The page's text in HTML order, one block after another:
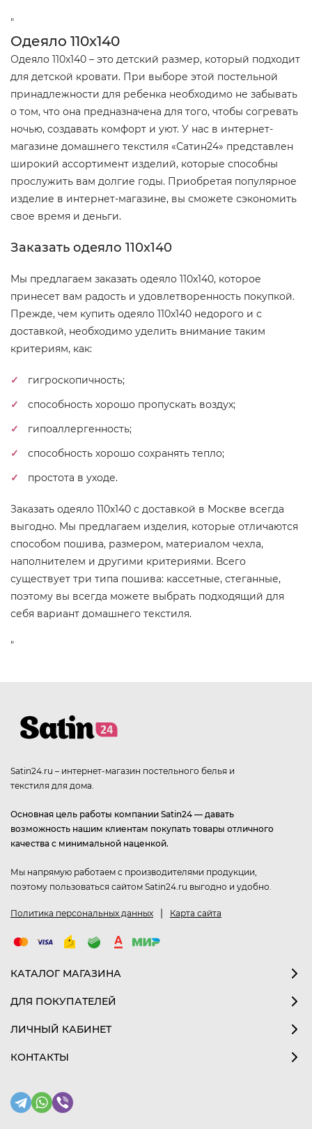
"
Одеяло 110x140
Одеяло 110x140 – это детский размер, который подходит
для детской кровати. При выборе этой постельной
принадлежности для ребенка необходимо не забывать
о том, что она предназначена для того, чтобы согревать
ночью, создавать комфорт и уют. У нас в интернет-
магазине домашнего текстиля «Сатин24» представлен
широкий ассортимент изделий, которые способны
прослужить вам долгие годы. Приобретая популярное
изделие в интернет-магазине, вы сможете сэкономить
свое время и деньги.
Заказать одеяло 110x140
Мы предлагаем заказать одеяло 110x140, которое
принесет вам радость и удовлетворенность покупкой.
Прежде, чем купить одеяло 110x140 недорого и с
доставкой, необходимо уделить внимание таким
критериям, как:
гигроскопичность;
способность хорошо пропускать воздух;
гипоаллергенность;
способность хорошо сохранять тепло;
простота в уходе.
Заказать одеяло 110x140 с доставкой в Москве всегда
выгодно. Мы предлагаем изделия, которые отличаются
способом пошива, размером, материалом чехла,
наполнителем и другими критериями. Всего
существует три типа пошива: кассетные, стеганные,
поэтому вы всегда можете выбрать подходящий для
себя вариант домашнего текстиля.
"
Satin24.ru – интернет-магазин постельного белья и
текстиля для дома.
Основная цель работы компании Satin24 — давать
возможность нашим клиентам покупать товары отличного
качества с минимальной наценкой.
Мы напрямую работаем с производителями продукции,
поэтому пользоваться сайтом Satin24.ru выгодно и удобно.
Политика персональных данных | Карта сайта
КАТАЛОГ МАГАЗИНА
ДЛЯ ПОКУПАТЕЛЕЙ
ЛИЧНЫЙ КАБИНЕТ
КОНТАКТЫ